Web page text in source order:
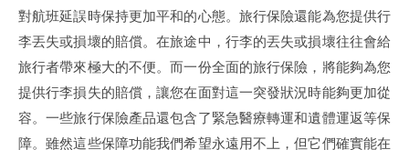
對航班延誤時保持更加平和的心態。旅行保險還能為您提供行
李丟失或損壞的賠償。在旅途中，行李的丟失或損壞往往會給
旅行者帶來極大的不便。而一份全面的旅行保險，將能夠為您
提供行李損失的賠償，讓您在面對這一突發狀況時能夠更加從
容。一些旅行保險產品還包含了緊急醫療轉運和遺體運返等保
障。雖然這些保障功能我們希望永遠用不上，但它們確實能在